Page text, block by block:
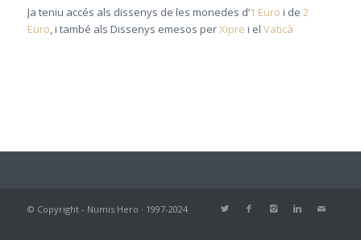
Ja teniu accés als dissenys de les monedes d’1 Euro i de 2
Euro, i també als Dissenys emesos perXipre i el Vaticà
© Copyright - Numis Hero · 1997-2024